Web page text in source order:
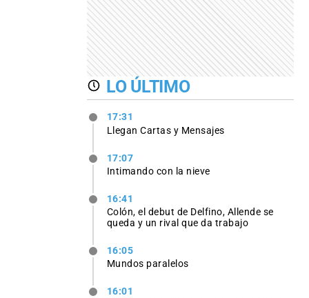
LO ÚLTIMO
17:31
Llegan Cartas y Mensajes
17:07
Intimando con la nieve
16:41
Colón, el debut de Delfino, Allende se
queda y un rival que da trabajo
16:05
Mundos paralelos
16:01